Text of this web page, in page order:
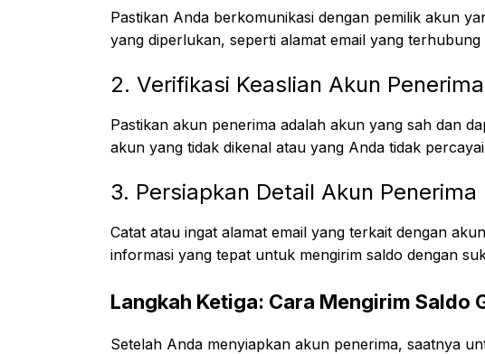
Pastikan Anda berkomunikasi dengan pemilik akun
yang diperlukan, seperti alamat email yang
2. Verifikasi Keaslian Akun Penerima
Pastikan akun penerima adalah akun yang sah dan
akun yang tidak dikenal atau yang Anda tidak
3. Persiapkan Detail Akun Penerima
Catat atau ingat alamat email yang terkait dengan
informasi yang tepat untuk mengirim saldo dengan
Langkah Ketiga: Cara Mengirim Saldo
Setelah Anda menyiapkan akun penerima, saatnya